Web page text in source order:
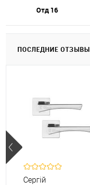
Отд 16
ПОСЛЕДНИЕ ОТЗЫВЫ
Сергій